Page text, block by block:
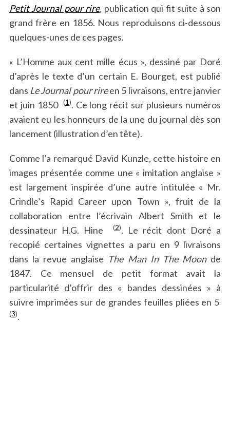
Petit Journal pour rire, publication qui fit suite à son
grand frère en 1856. Nous reproduisons ci-dessous
quelques-unes de ces pages.
« L’Homme aux cent mille écus », dessiné par Doré
d’après le texte d’un certain E. Bourget, est publié
dans Le Journal pour rireen 5 livraisons, entre janvier
et juin 1850 (1). Ce long récit sur plusieurs numéros
avaient eu les honneurs de la une du journal dès son
lancement (illustration d’en tête).
Comme l’a remarqué David Kunzle, cette histoire en
images présentée comme une « imitation anglaise »
est largement inspirée d’une autre intitulée « Mr.
Crindle’s Rapid Career upon Town », fruit de la
collaboration entre l’écrivain Albert Smith et le
dessinateur H.G. Hine
(2). Le récit dont Doré a
recopié certaines vignettes a paru en 9 livraisons
dans la revue anglaise The Man In The Moonde
1847. Ce mensuel de petit format avait la
particularité d’offrir des « bandes dessinées » à
suivre imprimées sur de grandes feuilles pliées en 5
(3).